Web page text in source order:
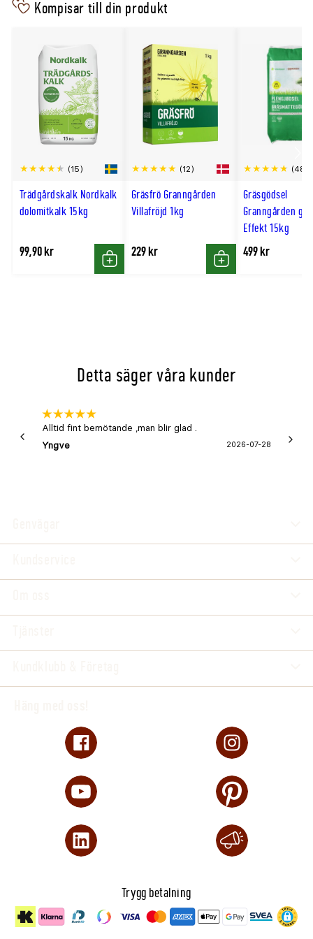
Kompisar till din produkt
Trädgårdskalk Nordkalk
dolomitkalk 15kg
(15)
99,90 kr
Köp
Gräsfrö Granngården
Villafröjd 1kg
(12)
229 kr
Köp
Gräsgödsel
Granngården
Effekt 15kg
(48)
499 kr
Detta säger våra kunder
Alltid fint bemötande ,man blir glad .
Yngve
2026-07-28
Trygg betalning